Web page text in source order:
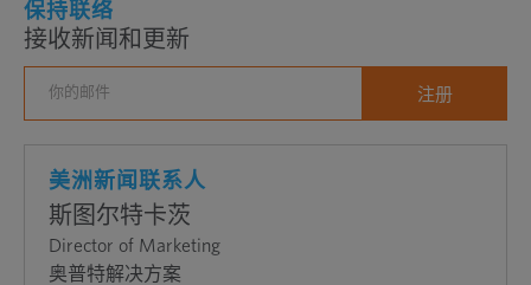
打
网
站
保持联络
接收新闻和更新
美洲新闻联系人
斯图尔特卡茨
Director of Marketing
奥普特解决方案